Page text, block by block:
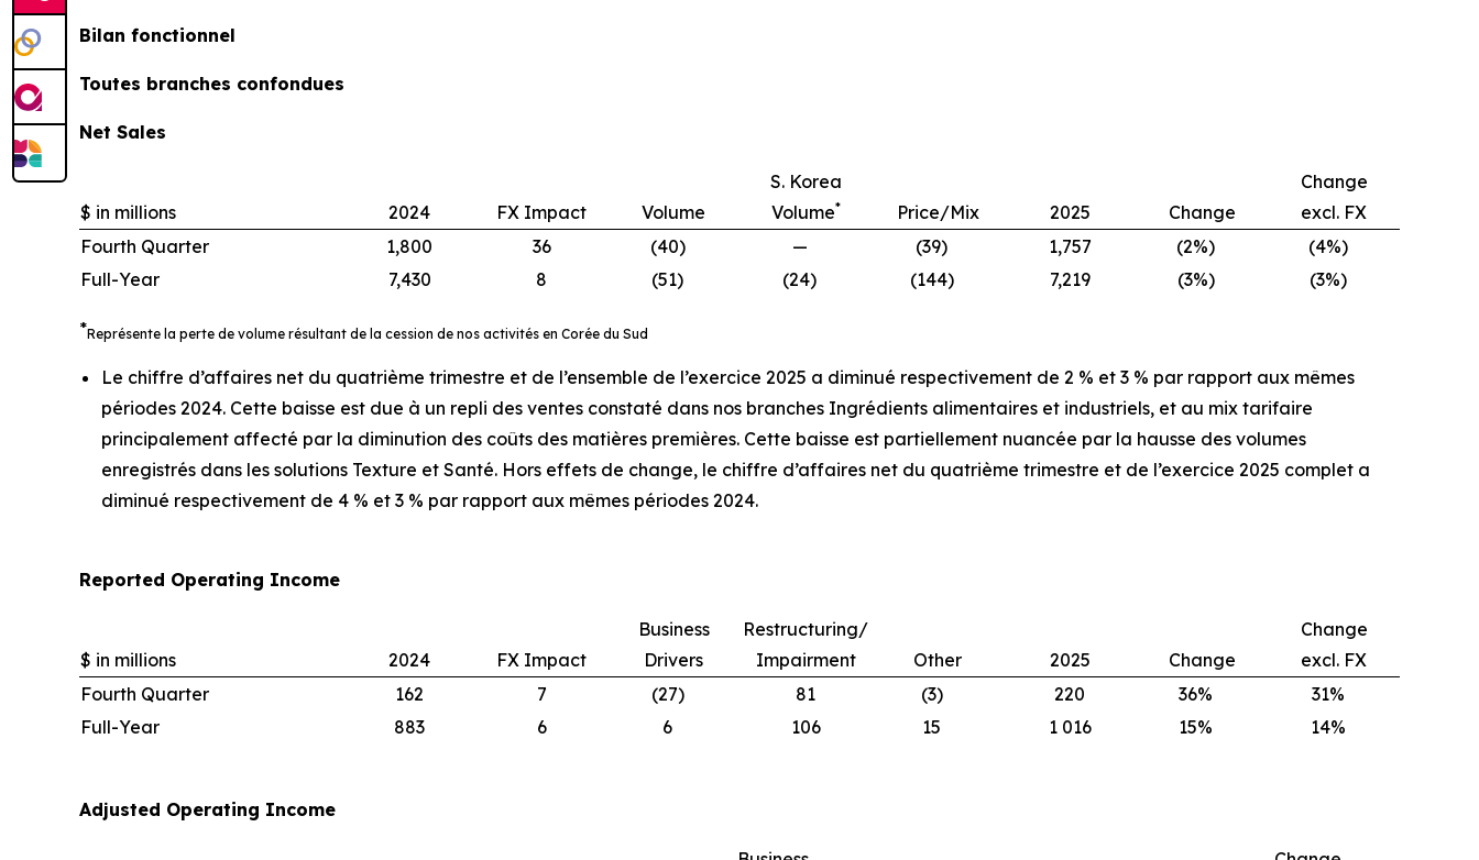
Bilan fonctionnel
Toutes branches confondues
Net Sales
$ in millions 2024 FX Impact Volume
S. Korea
Volume* Price/Mix 2025 Change
Change
excl. FX
Fourth Quarter
1,800 36 (40) — (39) 1,757 (2%)
(4%)
Full-Year
7,430 8 (51) (24) (144) 7,219 (3%) (3%)
*Représente la perte de volume résultant de la cession de nos activités en Corée du Sud
Le chiffre d’affaires net du quatrième trimestre et de l’ensemble de l’exercice 2025 a diminué respectivement de 2 % et 3 % par rapport aux mêmes
périodes 2024. Cette baisse est due à un repli des ventes constaté dans nos branches Ingrédients alimentaires et industriels, et au mix tarifaire
principalement affecté par la diminution des coûts des matières premières. Cette baisse est partiellement nuancée par la hausse des volumes
enregistrés dans les solutions Texture et Santé. Hors effets de change, le chiffre d’affaires net du quatrième trimestre et de l’exercice 2025 complet a
diminué respectivement de 4 % et 3 % par rapport aux mêmes périodes 2024.
Reported Operating Income
$ in millions 2024 FX Impact
Business
Drivers
Restructuring/
Impairment
Other 2025 Change
Change
excl. FX
Fourth Quarter
162 7 (27) 81 (3) 220 36%
31%
Full-Year
883 6 6 106 15 1 016 15% 14%
Adjusted Operating Income